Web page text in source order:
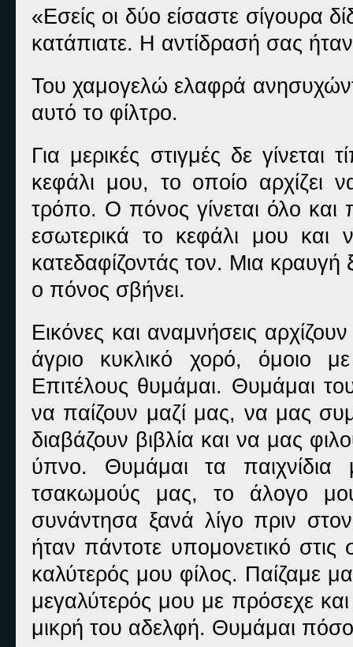
«Εσείς οι δύο είσαστε σίγουρα
κατάπιατε. Η αντίδρασή σας
Του χαμογελώ ελαφρά
αυτό το φίλτρο.
Για μερικές στιγμές δε
κεφάλι μου, το οποίο αρχίζει
τρόπο. Ο πόνος γίνεται όλο και
εσωτερικά το κεφάλι μου και
κατεδαφίζοντάς τον. Μια κραυγή
ο πόνος σβήνει.
Εικόνες και αναμνήσεις
άγριο κυκλικό χορό, όμοιο
Επιτέλους θυμάμαι. Θυμάμαι
να παίζουν μαζί μας, να μας
διαβάζουν βιβλία και να μας
ύπνο. Θυμάμαι τα παιχνίδια
τσακωμούς μας, το άλογο
συνάντησα ξανά λίγο πριν
ήταν πάντοτε υπομονετικό
καλύτερός μου φίλος. Παίζαμε
μεγαλύτερός μου με πρόσεχε
μικρή του αδελφή. Θυμάμαι